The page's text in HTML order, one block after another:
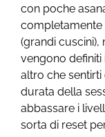
con poche
(grandi
vengono definiti
altro che
durata della
abbassare i
sorta di reset